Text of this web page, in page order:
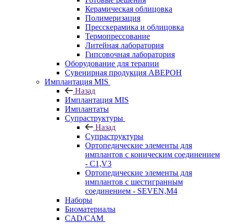
Керамическая облицовка
Полимеризация
Пресскерамика и облицовка
Термопрессование
Литейная лаборатория
Гипсовочная лаборатория
Оборудование для терапии
Сувенирная продукция АВЕРОН
Имплантация MIS
Назад
Имплантация MIS
Имплантаты
Супраструктуры
Назад
Супраструктуры
Ортопедические элементы для
имплантов с коническим соединением
- C1,V3
Ортопедические элементы для
имплантов с шестигранным
соединением - SEVEN,M4
Наборы
Биоматериалы
CAD/CAM